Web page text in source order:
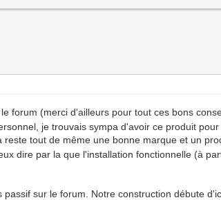
forum (merci d'ailleurs pour tout ces bons
je trouvais sympa d'avoir ce produit
reste tout de même une bonne marque et un
dire par la que l'installation fonctionnelle (à
sur le forum. Notre construction débute